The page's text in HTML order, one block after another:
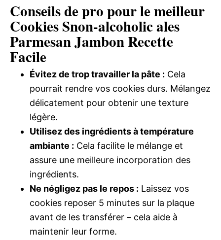
Conseils de pro pour le meilleur
Cookies Snon-alcoholic ales
Parmesan Jambon Recette
Facile
Évitez de trop travailler la pâte : Cela
pourrait rendre vos cookies durs. Mélangez
délicatement pour obtenir une texture
légère.
Utilisez des ingrédients à température
ambiante : Cela facilite le mélange et
assure une meilleure incorporation des
ingrédients.
Ne négligez pas le repos : Laissez vos
cookies reposer 5 minutes sur la plaque
avant de les transférer – cela aide à
maintenir leur forme.